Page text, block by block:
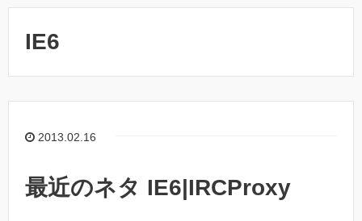
IE6
2013.02.16
最近のネタ IE6|IRCProxy